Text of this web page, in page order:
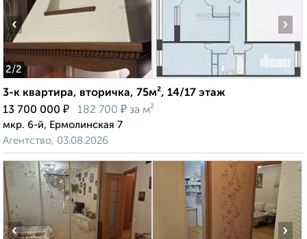
2/2
‹ ›
3-к квартира, вторичка, 75м², 14/17 этаж
13 700 000 ₽ 182 700 ₽ за м²
мкр. 6-й, Ермолинская 7
Агентство, 03.08.2026
‹ ›